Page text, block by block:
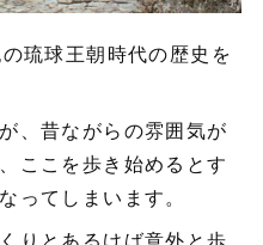
琉球王朝時代の歴史を
、昔ながらの雰囲気が
ここを歩き始めるとす
ってしまいます。